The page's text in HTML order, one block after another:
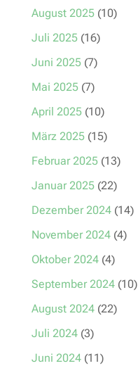
August 2025(10)
Juli 2025(16)
Juni 2025(7)
Mai 2025(7)
April 2025(10)
März 2025(15)
Februar 2025(13)
Januar 2025(22)
Dezember 2024(14)
November 2024(4)
Oktober 2024(4)
September 2024(10)
August 2024(22)
Juli 2024(3)
Juni 2024(11)